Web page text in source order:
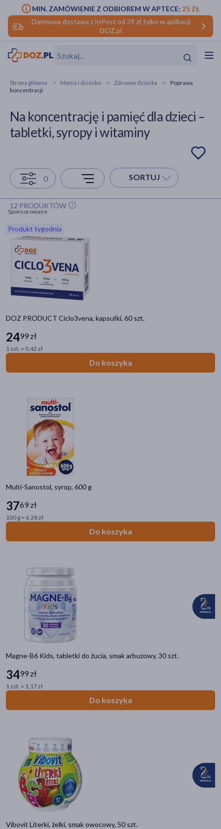
Darmowa dostawa z InPost od 39 zł tylko w aplikacji
DOZ.pl
MIN. ZAMÓWIENIE Z ODBIOREM W APTECE: 25 ZŁ
Hit
makijażu
Strona główna Mama i dziecko Zdrowie dziecka
Poprawa
koncentracji
Na koncentrację i pamięć dla dzieci –
tabletki, syropy i witaminy
0 SORTUJ
12 PRODUKTÓW
Sponsorowane
Produkt tygodnia
DOZ PRODUCT Ciclo3vena, kapsułki, 60 szt.
2499 zł
1 szt. = 0,42 zł
Do koszyka
Multi-Sanostol, syrop, 600 g
3769 zł
100 g = 6,28 zł
Do koszyka
Magne-B6 Kids, tabletki do żucia, smak arbuzowy, 30 szt.
3499 zł
1 szt. = 1,17 zł
Do koszyka
Vibovit Literki, żelki, smak owocowy, 50 szt.